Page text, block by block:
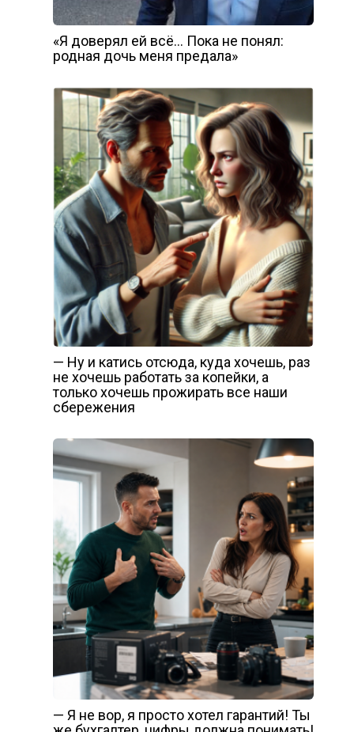
«Я доверял ей всё… Пока не понял:
родная дочь меня предала»
— Ну и катись отсюда, куда хочешь, раз
не хочешь работать за копейки, а
только хочешь прожирать все наши
сбережения
— Я не вор, я просто хотел гарантий! Ты